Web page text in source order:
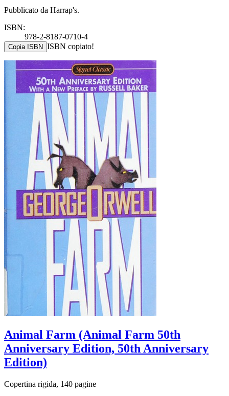
Pubblicato da Harrap's.
ISBN:
978-2-8187-0710-4
Copia ISBN ISBN copiato!
Animal Farm (Animal Farm 50th
Anniversary Edition, 50th Anniversary
Edition)
Copertina rigida, 140 pagine